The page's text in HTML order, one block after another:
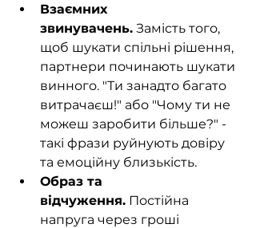
Взаємних
звинувачень. Замість того,
щоб шукати спільні рішення,
партнери починають шукати
винного. "Ти занадто багато
витрачаєш!" або "Чому ти не
можеш заробити більше?" -
такі фрази руйнують довіру
та емоційну близькість.
Образ та
відчуження. Постійна
напруга через гроші